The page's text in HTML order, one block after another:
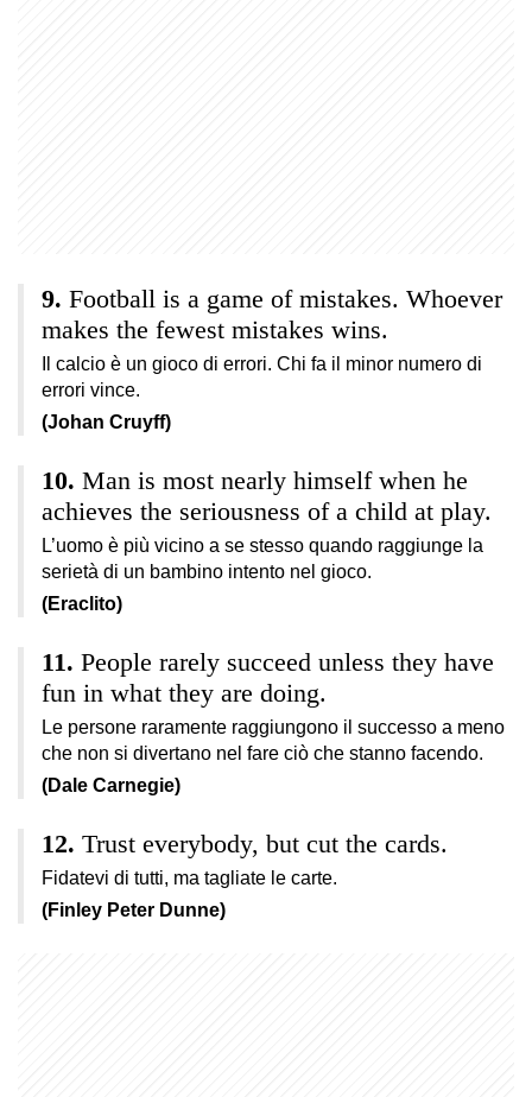
Football is a game of mistakes. Whoever
makes the fewest mistakes wins.
Il calcio è un gioco di errori. Chi fa il minor numero di
errori vince.
(Johan Cruyff)
Man is most nearly himself when he
achieves the seriousness of a child at play.
L’uomo è più vicino a se stesso quando raggiunge la
serietà di un bambino intento nel gioco.
(Eraclito)
People rarely succeed unless they have
fun in what they are doing.
Le persone raramente raggiungono il successo a meno
che non si divertano nel fare ciò che stanno facendo.
(Dale Carnegie)
Trust everybody, but cut the cards.
Fidatevi di tutti, ma tagliate le carte.
(Finley Peter Dunne)